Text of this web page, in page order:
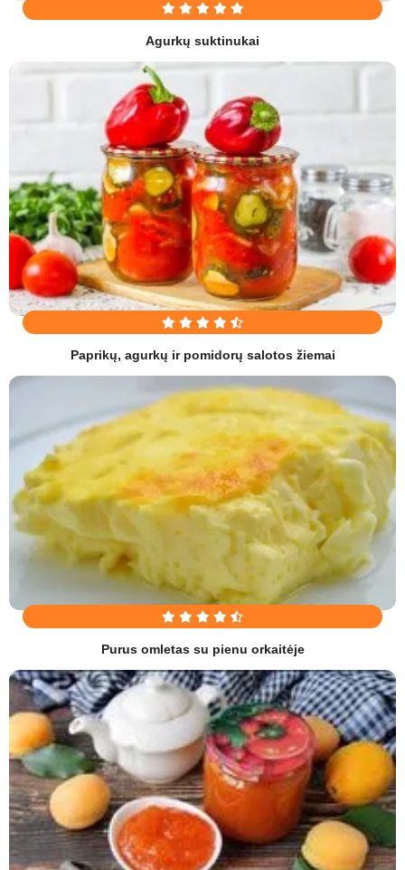
Agurkų suktinukai
Paprikų, agurkų ir pomidorų salotos žiemai
Purus omletas su pienu orkaitėje